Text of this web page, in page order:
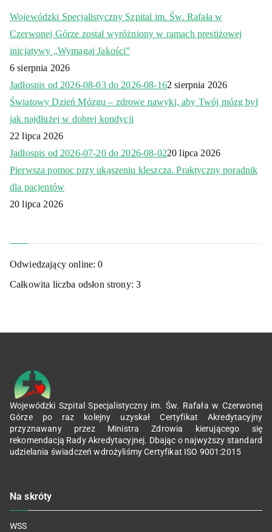
Wojewódzki Specjalistyczny Szpital im. Św. Rafała w
Czerwonej Górze został wyróżniony w ramach prestiżowej
inicjatywy „Wymagaj Jakości”
6 sierpnia 2026
Jadłospis od 2026-08-03 do 2026-08-162 sierpnia 2026
Światowy Dzień Mózgu – zdrowe nawyki, aby Twój mózg był
jak najdłużej w dobrej kondycji
22 lipca 2026
Jadłospis od 2026-07-20 do 2026-08-0220 lipca 2026
Pierwsza pomoc przy ukąszeniu kleszcza. Praktyczny poradnik
dla pacjentów
20 lipca 2026
Odwiedzający online:0
Całkowita liczba odsłon strony:3
Wojewódzki Szpital Specjalistyczny im. Św. Rafała w Czerwonej
Górze po raz kolejny uzyskał Certyfikat Akredytacyjny
przyznawany przez Ministra Zdrowia kierującego się
rekomendacją Rady Akredytacyjnej. Dbając o najwyższy standard
udzielania świadczeń wdrożyliśmy Certyfikat ISO 9001:2015
Na skróty
WSS